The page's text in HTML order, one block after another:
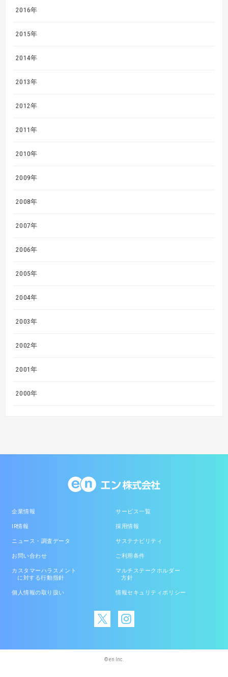
2016年
2015年
2014年
2013年
2012年
2011年
2010年
2009年
2008年
2007年
2006年
2005年
2004年
2003年
2002年
2001年
2000年
企業情報 サービス一覧
IR情報 採用情報
ニュース・調査データ サステナビリティ
お問い合わせ ご利用条件
カスタマーハラスメント
に対する行動指針
マルチステークホルダー
方針
個人情報の取り扱い 情報セキュリティポリシー
© en Inc.